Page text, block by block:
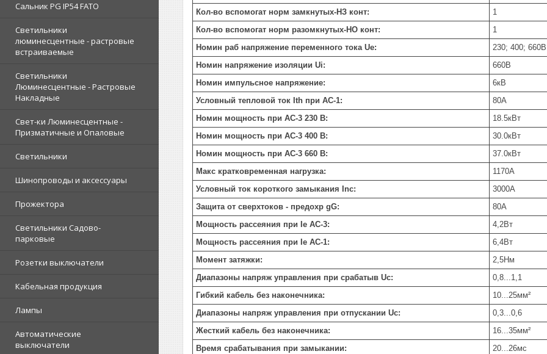
Сальник PG IP54 FATO
Светильники
люминесцентные - растровые
встраиваемые
Светильники
Люминесцентные - Растровые
Накладные
Свет-ки Люминесцентные -
Призматичные и Опаловые
Светильники
Шинопроводы и аксессуары
Прожектора
Светильники Садово-
парковые
Розетки выключатели
Кабельная продукция
Лампы
Автоматические
выключатели
Кол-во вспомогат норм замкнутых-НЗ конт:
1
Кол-во вспомогат норм разомкнутых-НО конт:
1
Номин раб напряжение переменного тока Ue:
230; 400; 660В
Номин напряжение изоляции Ui:
660В
Номин импульсное напряжение:
6кВ
Условный тепловой ток Ith при АС-1:
80А
Номин мощность при AC-3 230 В:
18.5кВт
Номин мощность при AC-3 400 В:
30.0кВт
Номин мощность при AC-3 660 В:
37.0кВт
Макс кратковременная нагрузка:
1170А
Условный ток короткого замыкания Inc:
3000А
Защита от сверхтоков - предохр gG:
80А
Мощность рассеяния при Ie АС-3:
4,2Вт
Мощность рассеяния при Ie АС-1:
6,4Вт
Момент затяжки:
2,5Нм
Диапазоны напряж управления при срабатыв Uc:
0,8...1,1
Гибкий кабель без наконечника:
10...25мм²
Диапазоны напряж управления при отпускании Uc:
0,3...0,6
Жесткий кабель без наконечника:
16...35мм²
Время срабатывания при замыкании:
20...26мс